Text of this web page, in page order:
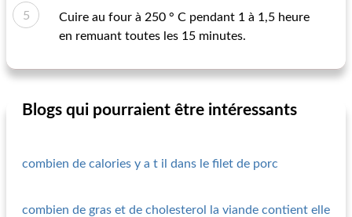
Cuire au four à 250 ° C pendant 1 à 1,5 heure
en remuant toutes les 15 minutes.
Blogs qui pourraient être intéressants
combien de calories y a t il dans le filet de porc
combien de gras et de cholesterol la viande contient elle